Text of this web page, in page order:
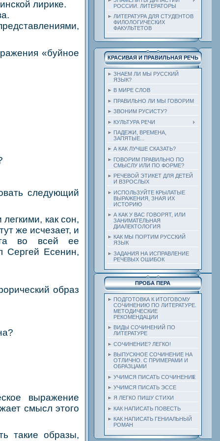
лирике.
«буйное
следующий
как сон,
же исчезает, и
во всей ее
Сергей Есенин,
образ
выражение
смысл этого
образы,
РОССИИ. ЛИТЕРАТОРЫ
ЛИТЕРАТУРА ДЛЯ СТУДЕНТОВ
ФИЛОЛОГИЧЕСКИХ
ФАКУЛЬТЕТОВ
КРАСИВАЯ И ПРАВИЛЬНАЯ РЕЧЬ
ЗНАЕМ ЛИ МЫ РУССКИЙ
ЯЗЫК?
В МИРЕ СЛОВ
ПРАВИЛЬНО ЛИ МЫ ГОВОРИМ
ЗВОНИМ РУСИСТУ?
КУЛЬТУРА РЕЧИ
ПАДЕЖИ, ВРЕМЕНА,
ЗАПЯТЫЕ...
А КАК ЛУЧШЕ СКАЗАТЬ?
ГОВОРИМ ПРАВИЛЬНО ПО
СМЫСЛУ ИЛИ ПО ФОРМЕ?
РЕЧЕВОЙ ЭТИКЕТ ДЛЯ ДЕТЕЙ
И ВЗРОСЛЫХ
ИСПОЛЬЗУЙТЕ КРЫЛАТЫЕ
ВЫРАЖЕНИЯ, ЗНАЯ ИХ
ИСТОРИЮ
А КАК У ВАС ГОВОРЯТ, ИЛИ
ЗАНИМАТЕЛЬНАЯ
ДИАЛЕКТОЛОГИЯ
КАК МЫ ПОРТИМ РУССКИЙ
ЯЗЫК
ЗАДАНИЯ НА ИСПРАВЛЕНИЕ
РЕЧЕВЫХ ОШИБОК
ПРОБА ПЕРА
ПОДГОТОВКА К ИТОГОВОМУ
СОЧИНЕНИЮ ПО ЛИТЕРАТУРЕ.
МЕТОДИЧЕСКИЕ
РЕКОМЕНДАЦИИ
ВИДЫ СОЧИНЕНИЙ ПО
ЛИТЕРАТУРЕ
СОЧИНЕНИЕ? ЛЕГКО!
ВЫПУСКНОЕ СОЧИНЕНИЕ НА
ОТЛИЧНО. С ПРИМЕРАМИ И
ОБРАЗЦАМИ
УЧИМСЯ ПИСАТЬ СОЧИНЕНИЕ
УЧИМСЯ ПИСАТЬ ЭССЕ
Я ЛЕГКО ПИШУ СТИХИ
КАК НАПИСАТЬ ПОВЕСТЬ
КАК НАПИСАТЬ ГЕНИАЛЬНЫЙ
РОМАН